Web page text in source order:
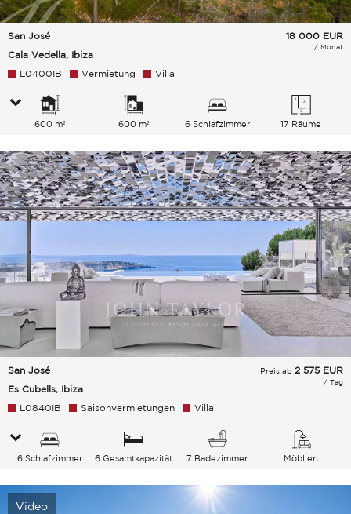
San José
Cala Vedella, Ibiza
18 000 EUR
/ Monat
L0400IB Vermietung Villa
600 m² 600 m² 6 Schlafzimmer 17 Räume
San José
Es Cubells, Ibiza
Preis ab 2 575 EUR
/ Tag
L0840IB Saisonvermietungen Villa
6 Schlafzimmer 6 Gesamtkapazität 7 Badezimmer Möbliert
Video